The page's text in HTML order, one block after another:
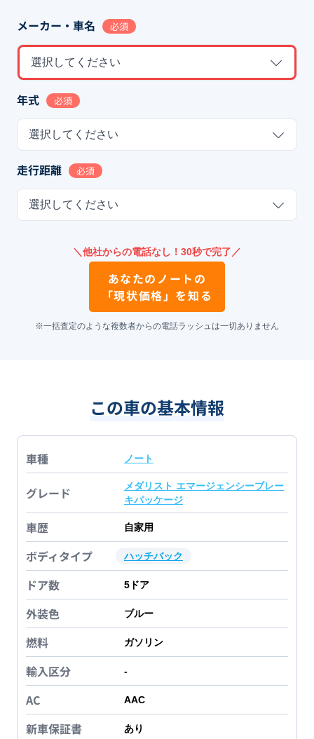
メーカー・車名 必須
選択してください
年式 必須
選択してください
走行距離 必須
選択してください
＼他社からの電話なし！30秒で完了／
あなたの ノート の
「現状価格」を知る
※一括査定のような複数者からの電話ラッシュは一切ありません
この車の基本情報
車種 ノート
グレード
メダリスト エマージェンシーブレー
キパッケージ
車歴 自家用
ボディタイプ ハッチバック
ドア数 5 ドア
外装色 ブルー
燃料 ガソリン
輸入区分 -
AC AAC
新車保証書 あり